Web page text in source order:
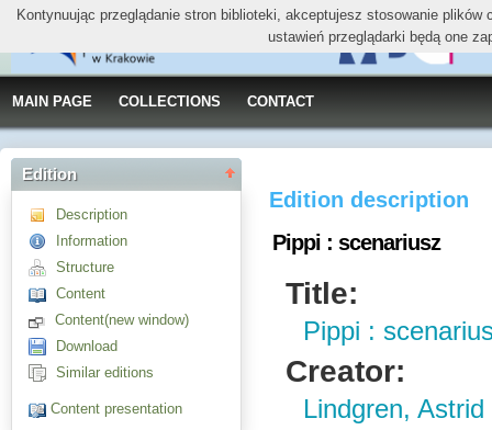
MAIN PAGE COLLECTIONS CONTACT
Edition
Description
Information
Structure
Content
Content(new window)
Download
Similar editions
Content presentation
Edition description
Pippi : scenariusz
Title:
Pippi :
Creator:
Lindgren,
Kontynuując przeglądanie stron biblioteki, akceptujesz stosowanie
ustawień przeglądarki będą one